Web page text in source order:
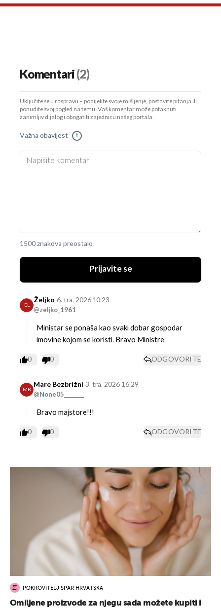
Komentari(2)
Uključite se u raspravu – podijelite svoje mišljenje, postavite pitanja ili
ponudite svoj pogled na temu. Vaš komentar može potaknuti
zanimljiv dijalog i obogatiti zajednicu našeg portala.
Važna obavijest !
1500 znakova preostalo
Prijavite se
EL
Željko
@zeljko_1961
6. tra. 2026 10:23
Ministar se ponaša kao svaki dobar gospodar
imovine kojom se koristi. Bravo Ministre.
0 0 ODGOVORITE
MB
Mare Bezbrižni
@None05________
3. tra. 2026 16:29
Bravo majstore!!!
0 0 ODGOVORITE
POKROVITELJ SPAR HRVATSKA
Omiljene proizvode za njegu sada možete kupiti i